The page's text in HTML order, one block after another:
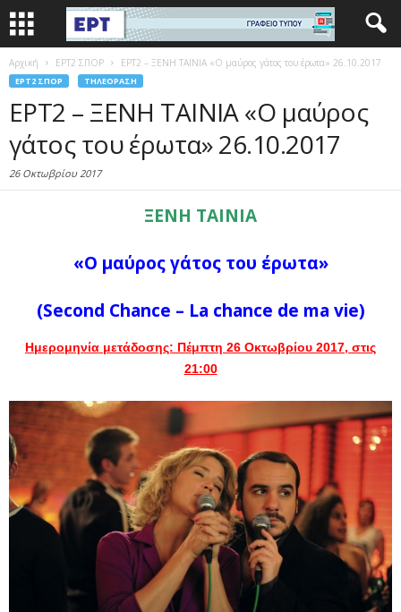
Αρχική EΡΤ2 ΣΠΟΡ ΕΡΤ2 – ΞΕΝΗ ΤΑΙΝΙΑ «Ο μαύρος γάτος του έρωτα» 26.10.2017
EΡΤ2 ΣΠΟΡ ΤΗΛΕΌΡΑΣΗ
ΕΡΤ2 – ΞΕΝΗ ΤΑΙΝΙΑ «Ο μαύρος
γάτος του έρωτα» 26.10.2017
26 Οκτωβρίου 2017
ΞΕΝΗ ΤΑΙΝΙΑ
«Ο μαύρος γάτος του έρωτα»
(Second Chance – La chance de ma vie)
Ημερομηνία μετάδοσης: Πέμπτη 26 Οκτωβρίου 2017, στις
21:00